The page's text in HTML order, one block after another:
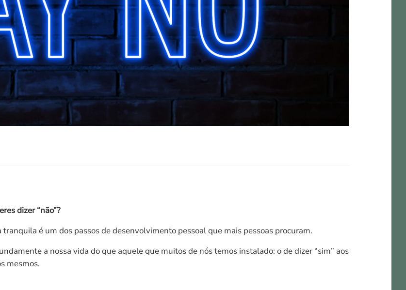
dizer “não”?
é um dos passos de desenvolvimento pessoal que mais pessoas procuram.
a nossa vida do que aquele que muitos de nós temos instalado: o de dizer “sim” aos
mesmos.